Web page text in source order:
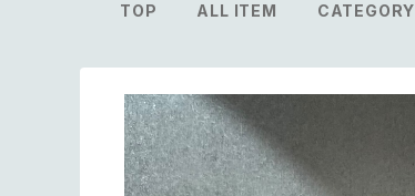
TOP ALL ITEM CATEGORY